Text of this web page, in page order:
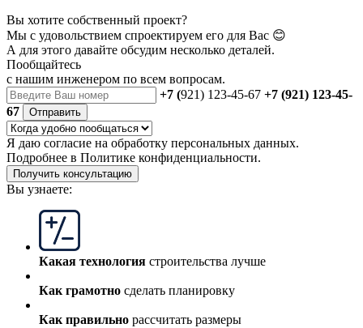
Вы хотите собственный проект?
Мы с удовольствием спроектируем его для Вас 😊
А для этого давайте обсудим несколько деталей.
Пообщайтесь
с нашим инженером по всем вопросам.
+7 (921) 123-45-67 +7 (921) 123-45-
67
Отправить
Я даю согласие на обработку персональных данных.
Подробнее в Политике конфиденциальности.
Получить консультацию
Вы узнаете:
Какая технология строительства лучше
Как грамотно сделать планировку
Как правильно рассчитать размеры